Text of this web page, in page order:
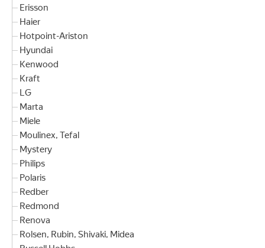
Erisson
Haier
Hotpoint-Ariston
Hyundai
Kenwood
Kraft
LG
Marta
Miele
Moulinex, Tefal
Mystery
Philips
Polaris
Redber
Redmond
Renova
Rolsen, Rubin, Shivaki, Midea